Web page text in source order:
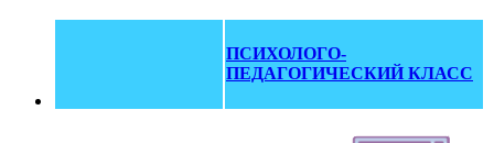
ПСИХОЛОГО-
ПЕДАГОГИЧЕСКИЙ КЛАСС